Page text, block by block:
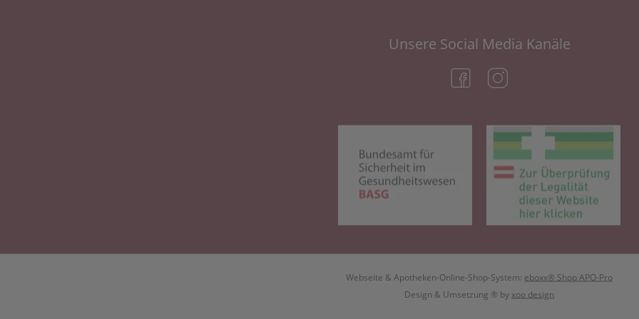
Unsere Social Media Kanäle
(öffnet in neuem Tab)
(öffnet in neuem Tab)
Webseite & Apotheken-Online-Shop-System: eboxx® Shop APO-Pro
Design & Umsetzung ® by xoo design